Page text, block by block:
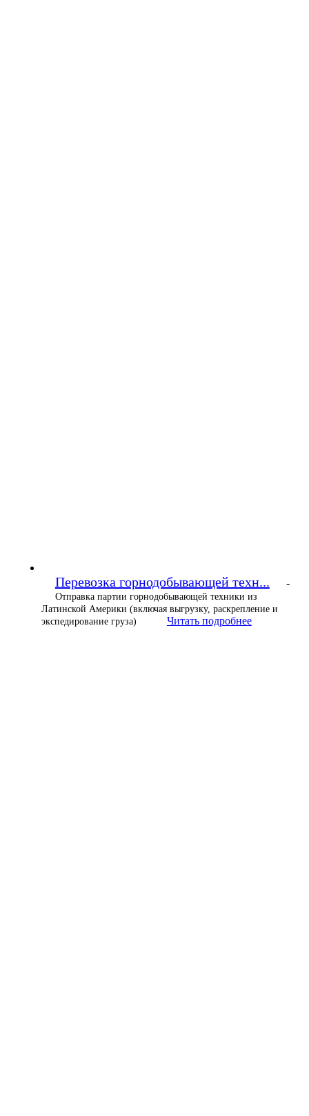
Перевозка горнодобывающей техн... -
Отправка партии горнодобывающей техники из
Латинской Америки (включая выгрузку, раскрепление и
экспедирование груза)
Читать подробнее